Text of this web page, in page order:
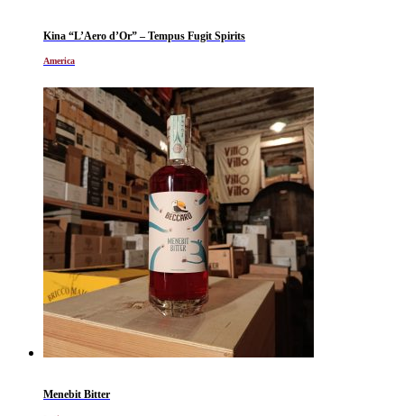
Kina “L’Aero d’Or” – Tempus Fugit Spirits
America
Menebit Bitter